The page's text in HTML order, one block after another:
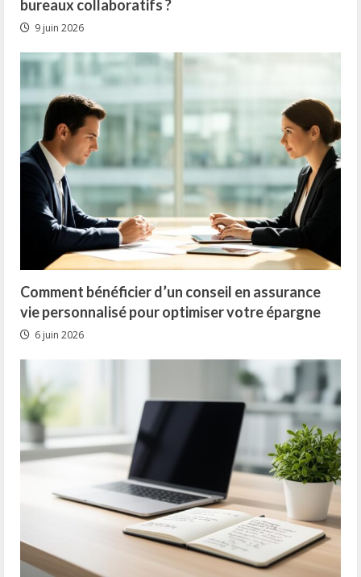
bureaux collaboratifs ?
9 juin 2026
Comment bénéficier d’un conseil en assurance
vie personnalisé pour optimiser votre épargne
6 juin 2026